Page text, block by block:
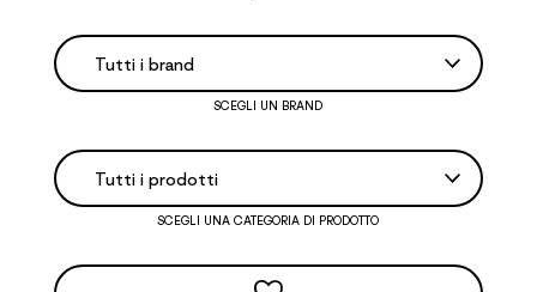
SCEGLI UN BRAND
SCEGLI UNA CATEGORIA DI PRODOTTO